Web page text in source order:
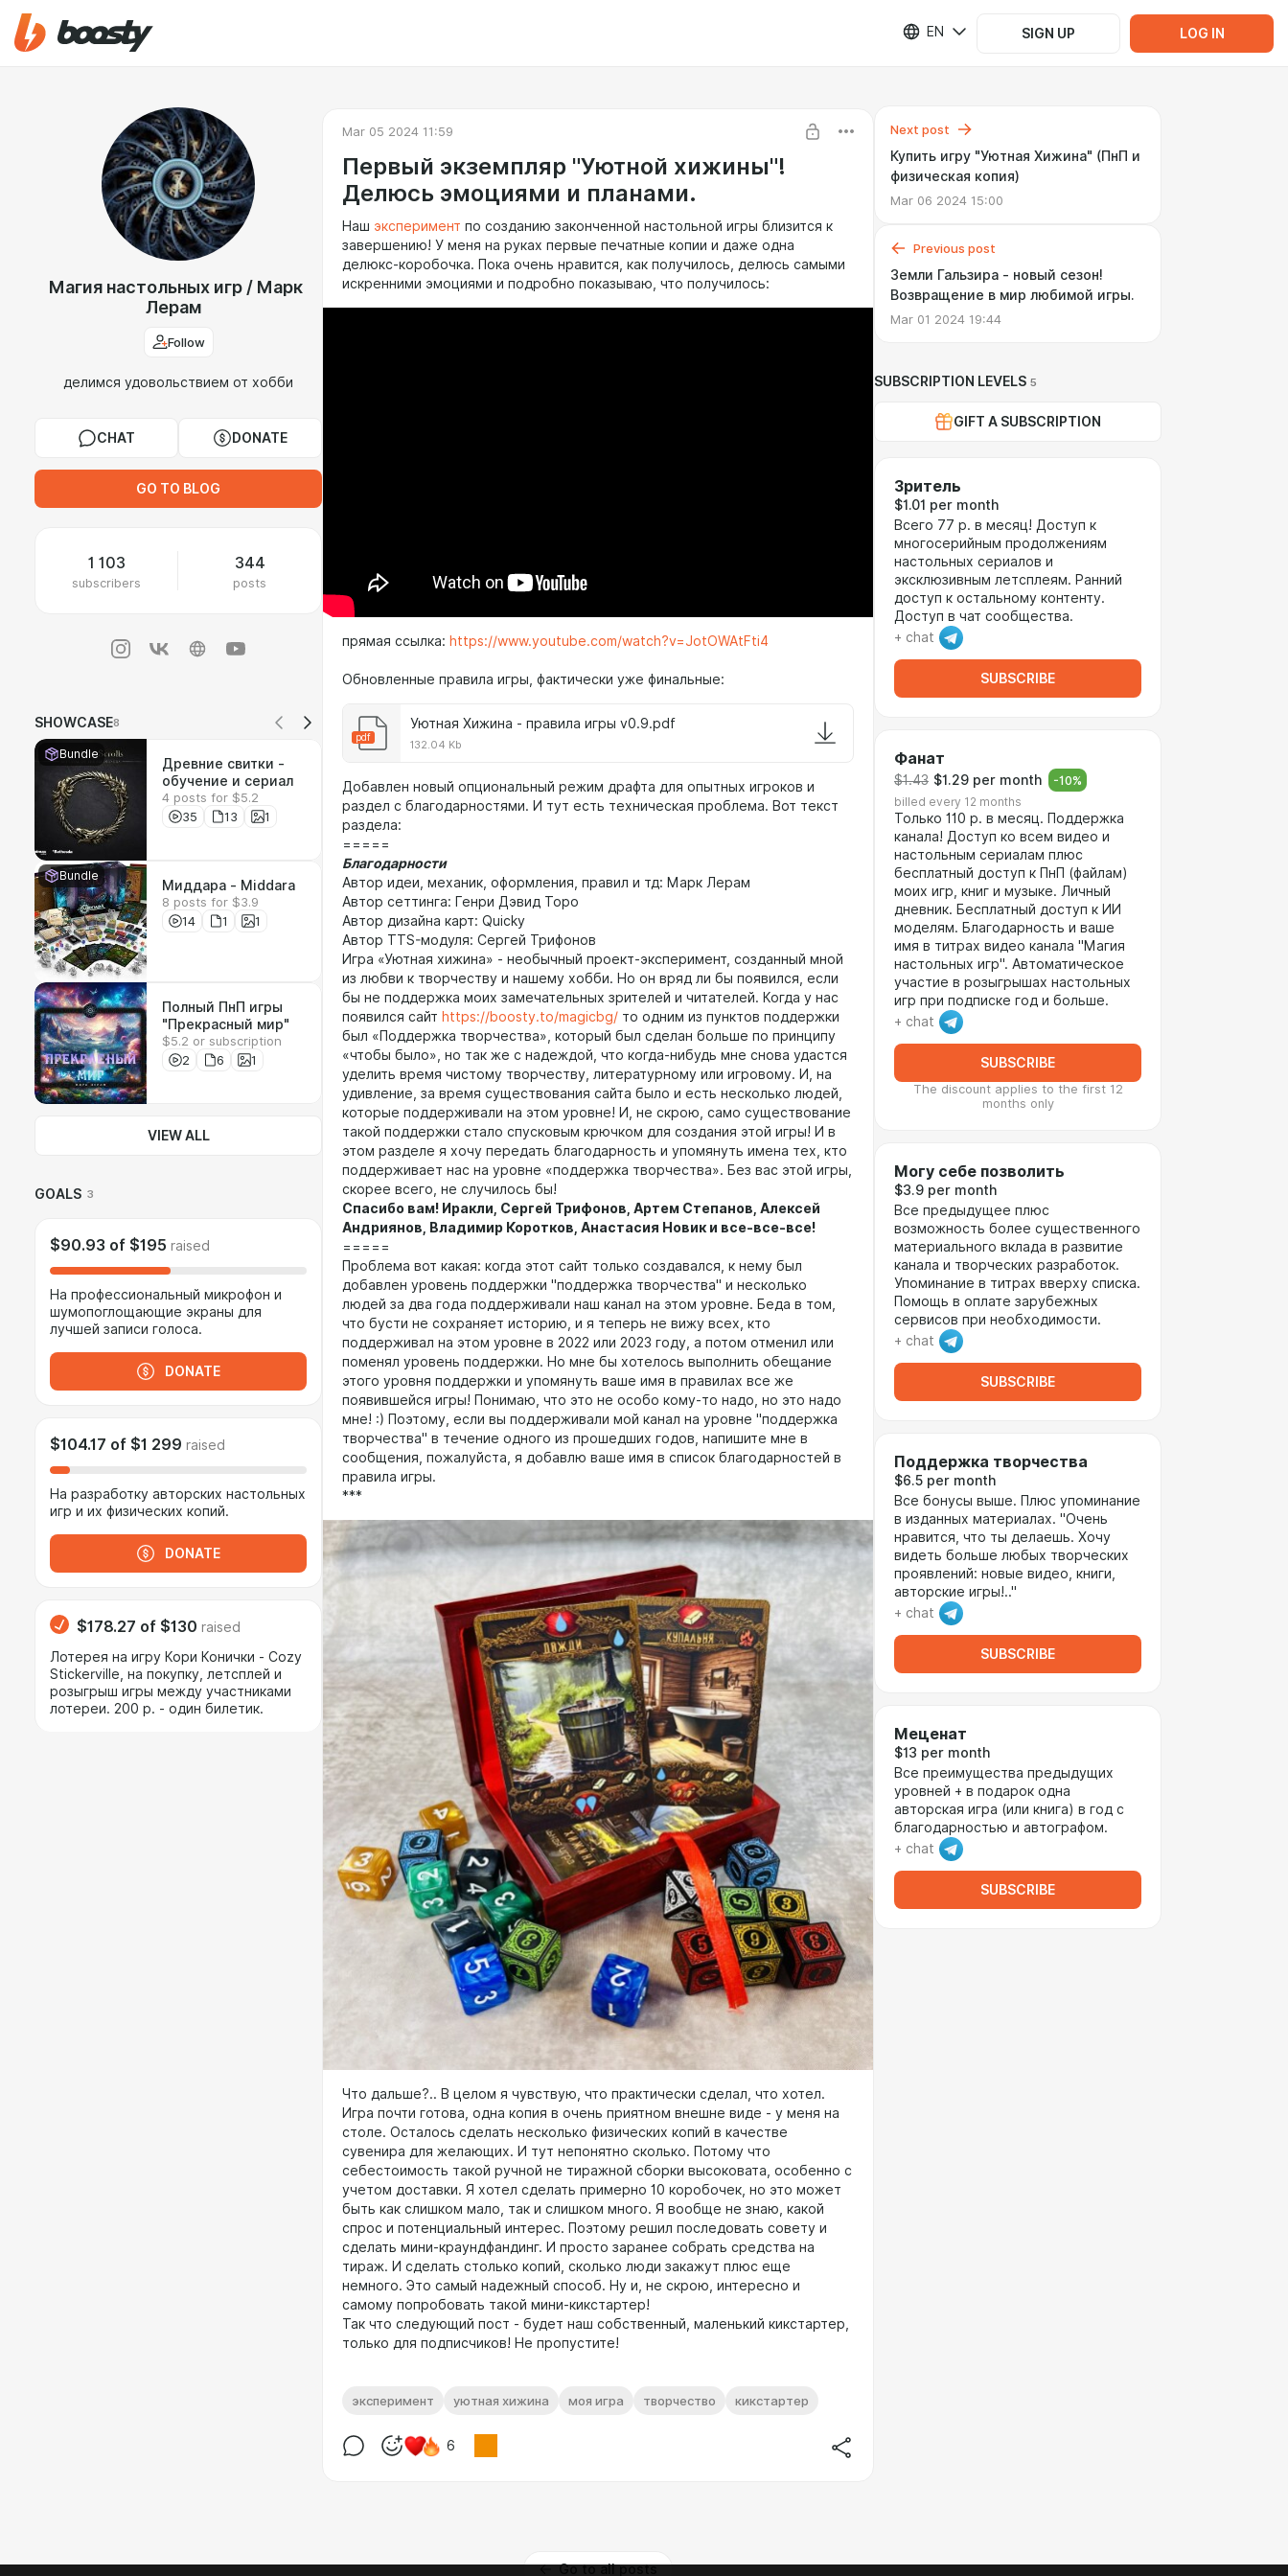
EN SIGN UP LOG IN
Магия настольных игр / Марк
Лерам
Follow
делимся удовольствием от хобби
CHAT DONATE
GO TO BLOG
1 103
subscribers
344
posts
SHOWCASE8
Bundle
Древние свитки -
обучение и сериал
4 posts for $5.2
35
13 1
Bundle
Миддара - Middara
8 posts for $3.9
14
1 1
Полный ПнП игры
"Прекрасный мир"
$5.2 or subscription
2
6 1
VIEW ALL
GOALS 3
$90.93 of $195 raised
На профессиональный микрофон и
шумопоглощающие экраны для
лучшей записи голоса.
DONATE
$104.17 of $1 299 raised
На разработку авторских настольных
игр и их физических копий.
DONATE
$178.27 of $130 raised
Лотерея на игру Кори Конички - Cozy
Stickerville, на покупку, летсплей и
розыгрыш игры между участниками
лотереи. 200 р. - один билетик.
Mar 05 2024 11:59
Первый экземпляр "Уютной хижины"!
Делюсь эмоциями и планами.
Наш эксперимент по созданию законченной настольной игры близится к
завершению! У меня на руках первые печатные копии и даже одна
делюкс-коробочка. Пока очень нравится, как получилось, делюсь самыми
искренними эмоциями и подробно показываю, что получилось:
прямая ссылка: https://www.youtube.com/watch?v=JotOWAtFti4
Обновленные правила игры, фактически уже финальные:
pdf
Уютная Хижина - правила игры v0.9.pdf
132.04 Kb
Добавлен новый опциональный режим драфта для опытных игроков и
раздел с благодарностями. И тут есть техническая проблема. Вот текст
раздела:
=====
Благодарности
Автор идеи, механик, оформления, правил и тд: Марк Лерам
Автор сеттинга: Генри Дэвид Торо
Автор дизайна карт: Quicky
Автор TTS-модуля: Сергей Трифонов
Игра «Уютная хижина» - необычный проект-эксперимент, созданный мной
из любви к творчеству и нашему хобби. Но он вряд ли бы появился, если
бы не поддержка моих замечательных зрителей и читателей. Когда у нас
появился сайт https://boosty.to/magicbg/ то одним из пунктов поддержки
был «Поддержка творчества», который был сделан больше по принципу
«чтобы было», но так же с надеждой, что когда-нибудь мне снова удастся
уделить время чистому творчеству, литературному или игровому. И, на
удивление, за время существования сайта было и есть несколько людей,
которые поддерживали на этом уровне! И, не скрою, само существование
такой поддержки стало спусковым крючком для создания этой игры! И в
этом разделе я хочу передать благодарность и упомянуть имена тех, кто
поддерживает нас на уровне «поддержка творчества». Без вас этой игры,
скорее всего, не случилось бы!
Спасибо вам! Иракли, Сергей Трифонов, Артем Степанов, Алексей
Андриянов, Владимир Коротков, Анастасия Новик и все-все-все!
=====
Проблема вот какая: когда этот сайт только создавался, к нему был
добавлен уровень поддержки "поддержка творчества" и несколько
людей за два года поддерживали наш канал на этом уровне. Беда в том,
что бусти не сохраняет историю, и я теперь не вижу всех, кто
поддерживал на этом уровне в 2022 или 2023 году, а потом отменил или
поменял уровень поддержки. Но мне бы хотелось выполнить обещание
этого уровня поддержки и упомянуть ваше имя в правилах все же
появившейся игры! Понимаю, что это не особо кому-то надо, но это надо
мне! :) Поэтому, если вы поддерживали мой канал на уровне "поддержка
творчества" в течение одного из прошедших годов, напишите мне в
сообщения, пожалуйста, я добавлю ваше имя в список благодарностей в
правила игры.
***
Что дальше?.. В целом я чувствую, что практически сделал, что хотел.
Игра почти готова, одна копия в очень приятном внешне виде - у меня на
столе. Осталось сделать несколько физических копий в качестве
сувенира для желающих. И тут непонятно сколько. Потому что
себестоимость такой ручной не тиражной сборки высоковата, особенно с
учетом доставки. Я хотел сделать примерно 10 коробочек, но это может
быть как слишком мало, так и слишком много. Я вообще не знаю, какой
спрос и потенциальный интерес. Поэтому решил последовать совету и
сделать мини-краундфандинг. И просто заранее собрать средства на
тираж. И сделать столько копий, сколько люди закажут плюс еще
немного. Это самый надежный способ. Ну и, не скрою, интересно и
самому попробовать такой мини-кикстартер!
Так что следующий пост - будет наш собственный, маленький кикстартер,
только для подписчиков! Не пропустите!
эксперимент уютная хижина моя игра творчество кикстартер
6
Go to all posts
Next post
Купить игру "Уютная Хижина" (ПнП и
физическая копия)
Mar 06 2024 15:00
Previous post
Земли Гальзира - новый сезон!
Возвращение в мир любимой игры.
Mar 01 2024 19:44
SUBSCRIPTION LEVELS 5
GIFT A SUBSCRIPTION
Зритель
$1.01 per month
Всего 77 р. в месяц! Доступ к
многосерийным продолжениям
настольных сериалов и
эксклюзивным летсплеям. Ранний
доступ к остальному контенту.
Доступ в чат сообщества.
+ chat
SUBSCRIBE
Фанат
$1.43 $1.29 per month -10%
billed every 12 months
Только 110 р. в месяц. Поддержка
канала! Доступ ко всем видео и
настольным сериалам плюс
бесплатный доступ к ПнП (файлам)
моих игр, книг и музыке. Личный
дневник. Бесплатный доступ к ИИ
моделям. Благодарность и ваше
имя в титрах видео канала "Магия
настольных игр". Автоматическое
участие в розыгрышах настольных
игр при подписке год и больше.
+ chat
SUBSCRIBE
The discount applies to the first 12
months only
Могу себе позволить
$3.9 per month
Все предыдущее плюс
возможность более существенного
материального вклада в развитие
канала и творческих разработок.
Упоминание в титрах вверху списка.
Помощь в оплате зарубежных
сервисов при необходимости.
+ chat
SUBSCRIBE
Поддержка творчества
$6.5 per month
Все бонусы выше. Плюс упоминание
в изданных материалах. "Очень
нравится, что ты делаешь. Хочу
видеть больше любых творческих
проявлений: новые видео, книги,
авторские игры!.."
+ chat
SUBSCRIBE
Меценат
$13 per month
Все преимущества предыдущих
уровней + в подарок одна
авторская игра (или книга) в год с
благодарностью и автографом.
+ chat
SUBSCRIBE